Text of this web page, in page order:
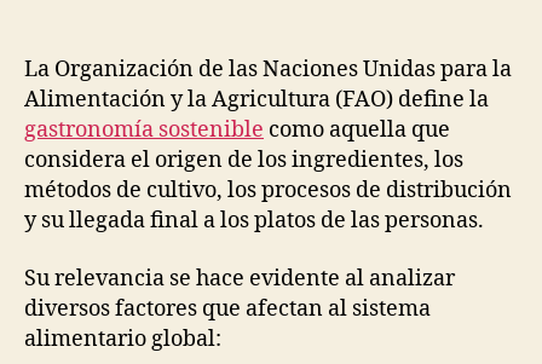
publicación
publicación
La Organización de las Naciones Unidas para la
Alimentación y la Agricultura (FAO) define la
gastronomía sostenible como aquella que
considera el origen de los ingredientes, los
métodos de cultivo, los procesos de distribución
y su llegada final a los platos de las personas.
Su relevancia se hace evidente al analizar
diversos factores que afectan al sistema
alimentario global: